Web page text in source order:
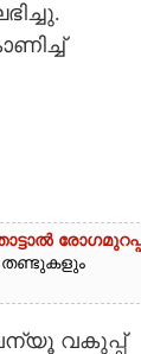
തണ്ടുകളും
വകുപ്പ്